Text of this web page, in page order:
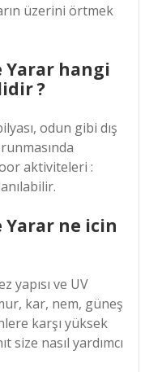
üzerini örtmek
Yarar hangi
?
odun gibi dış
aktiviteleri :
Yarar ne icin
yapısı ve UV
kar, nem, güneş
karşı yüksek
size nasıl yardımcı